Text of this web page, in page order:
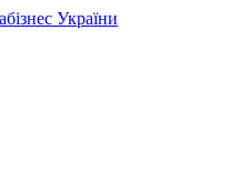
України